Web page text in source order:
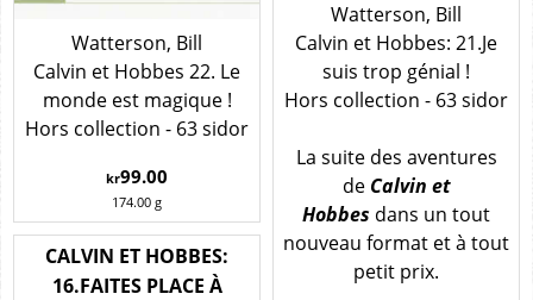
Watterson, Bill
Calvin et Hobbes 22. Le
monde est magique !
Hors collection - 63 sidor
kr99.00
174.00 g
Watterson, Bill
Calvin et Hobbes: 21.Je
suis trop génial !
Hors collection - 63 sidor
La suite des aventures
de Calvin et
Hobbes dans un tout
nouveau format et à tout
petit prix.
CALVIN ET HOBBES:
16.FAITES PLACE À